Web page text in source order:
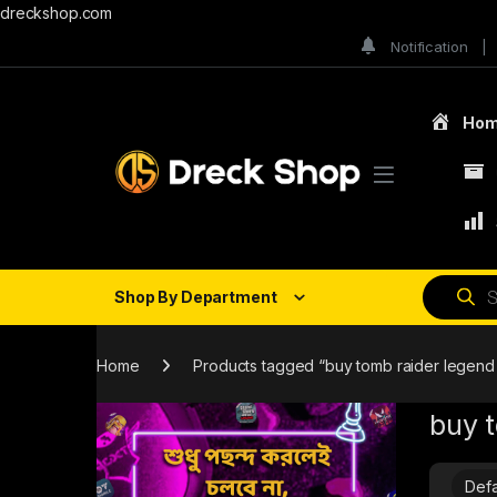
dreckshop.com
Notification
Shop By Department
Home Products tagged “buy tomb raider legend
buy